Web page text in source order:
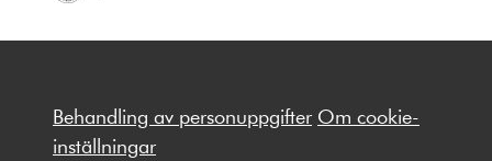
Behandling av personuppgifter Om cookie-
inställningar